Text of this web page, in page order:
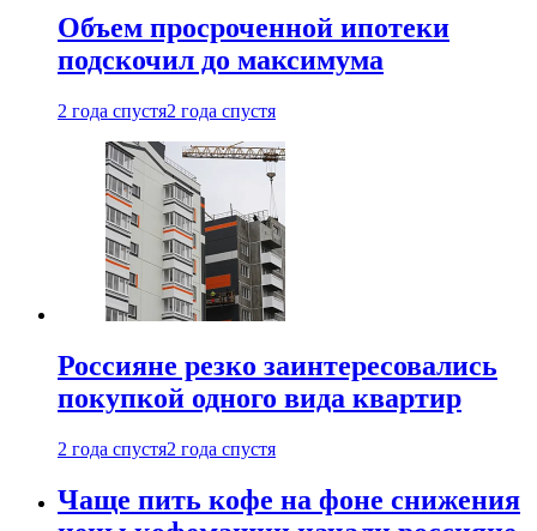
Объем просроченной ипотеки
подскочил до максимума
2 года спустя2 года спустя
Россияне резко заинтересовались
покупкой одного вида квартир
2 года спустя2 года спустя
Чаще пить кофе на фоне снижения